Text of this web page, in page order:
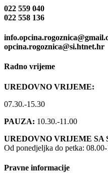
022 559 040
022 558 136
opcina.rogoznica@si.htnet.hr
Radno vrijeme
UREDOVNO VRIJEME:
07.30.-15.30
PAUZA: 10.30.-11.00
UREDOVNO VRIJEME SA
Od ponedjeljka do petka:
Pravne informacije